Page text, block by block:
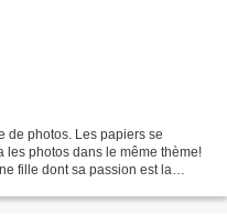
de photos. Les papiers se
les photos dans le même thème!
fille dont sa passion est la